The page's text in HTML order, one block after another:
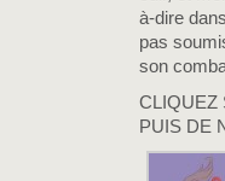
à-dire
pas
son
CLIQUEZ
PUIS DE